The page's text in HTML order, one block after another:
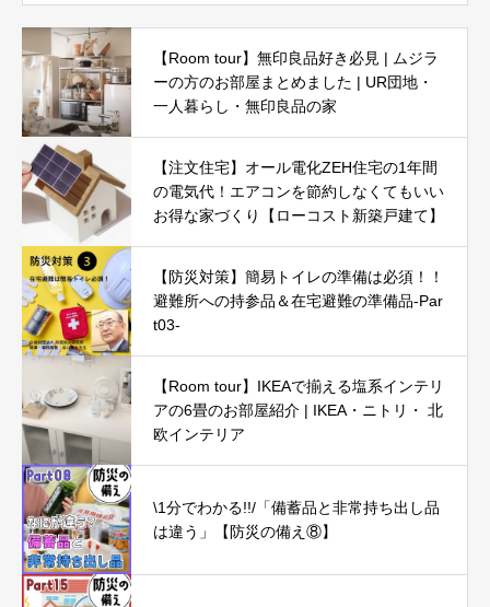
【Room tour】無印良品好き必見 | ムジラ
ーの方のお部屋まとめました | UR団地・
一人暮らし・無印良品の家
【注文住宅】オール電化ZEH住宅の1年間
の電気代！エアコンを節約しなくてもいい
お得な家づくり【ローコスト新築戸建て】
【防災対策】簡易トイレの準備は必須！！
避難所への持参品＆在宅避難の準備品-Par
t03-
【Room tour】IKEAで揃える塩系インテリ
アの6畳のお部屋紹介 | IKEA・ニトリ・ 北
欧インテリア
\1分でわかる!!/「備蓄品と非常持ち出し品
は違う」【防災の備え⑧】